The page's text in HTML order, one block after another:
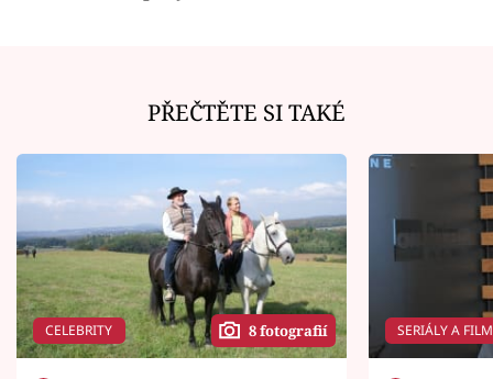
PŘEČTĚTE SI TAKÉ
CELEBRITY 8 fotografií SERIÁLY A